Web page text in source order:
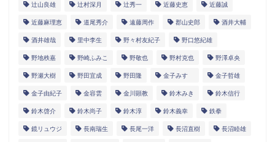
辻山良雄 辻村深月 辻秀一 近藤史恵 近藤誠
近藤麻理恵 道尾秀介 遠藤周作 郡山史郎 酒井大輔
酒井雄哉 里中李生 野々村友紀子 野口悠紀雄
野地秩嘉 野崎ふみこ 野敬也 野村克也 野澤卓央
野瀬大樹 野田宜成 野田隆 金子みすゞ 金子哲雄
金子由紀子 金容雲 金川顕教 鈴木みき 鈴木信行
鈴木啓介 鈴木尚子 鈴木淳 鈴木義幸 鉄拳
鏡リュウジ 長南瑞生 長尾一洋 長沼直樹 長沼睦雄